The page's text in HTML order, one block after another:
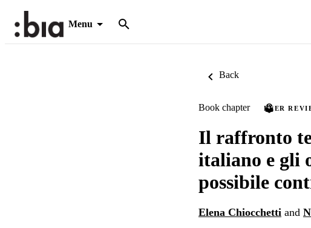
Menu
Back
Book chapter PEER
Il raffronto
italiano e gli
possibile
Elena Chiocchetti and